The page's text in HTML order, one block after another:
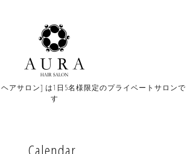
ヘアサロン] は1日5名様限定のプライベートサロンで
す